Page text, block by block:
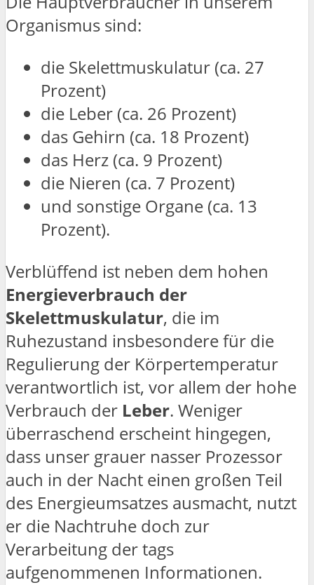
Organismus sind:
die Skelettmuskulatur (ca. 27
Prozent)
die Leber (ca. 26 Prozent)
das Gehirn (ca. 18 Prozent)
das Herz (ca. 9 Prozent)
die Nieren (ca. 7 Prozent)
und sonstige Organe (ca. 13
Prozent).
Verblüffend ist neben dem hohen
Energieverbrauch der
Skelettmuskulatur, die im
Ruhezustand insbesondere für die
Regulierung der Körpertemperatur
verantwortlich ist, vor allem der hohe
Verbrauch der Leber. Weniger
überraschend erscheint hingegen,
dass unser grauer nasser Prozessor
auch in der Nacht einen großen Teil
des Energieumsatzes ausmacht, nutzt
er die Nachtruhe doch zur
Verarbeitung der tags
aufgenommenen Informationen.